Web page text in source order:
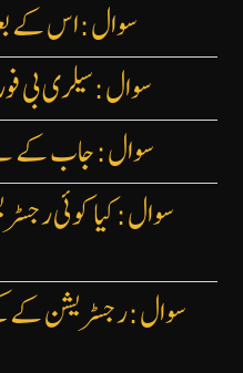
سوال: اس کے
سوال: سیلری بی
سوال: جاب کے
سوال: کیا کوئی
سوال: رجسٹریشن کے